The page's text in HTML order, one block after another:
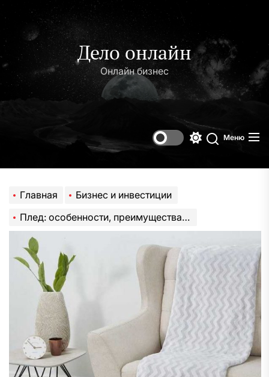
содержимому
Дело онлайн
Онлайн бизнес
Поиск
Меню
Главная
Бизнес и инвестиции
Плед: особенности, преимущества и разновидности